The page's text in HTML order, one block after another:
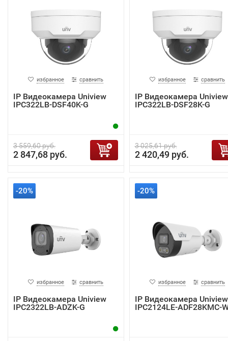
избранное сравнить
IP Видеокамера Uniview
IPC322LB-DSF40K-G
3 559,60 руб.
2 847,68 руб.
избранное сравнить
IP Видеокамера Uniview
IPC322LB-DSF28K-G
3 025,61 руб.
2 420,49 руб.
-20%
избранное сравнить
IP Видеокамера Uniview
IPC2322LB-ADZK-G
-20%
избранное сравнить
IP Видеокамера Uniview
IPC2124LE-ADF28KMC-